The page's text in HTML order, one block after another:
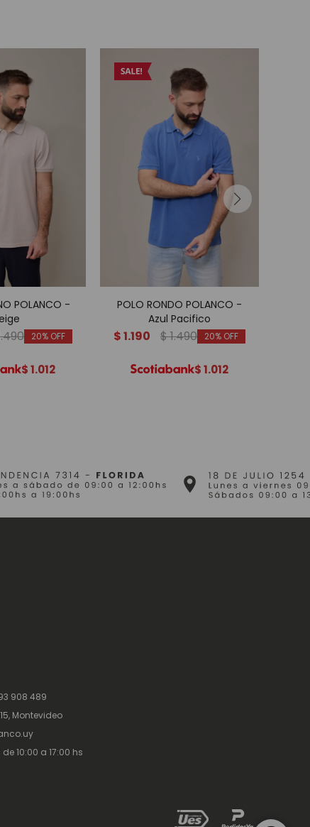
POLANCO -
20
$1.012
POLO RONDO POLANCO -
Azul Pacifico
$1.190 $1.490 20
$1.012
908 489
Montevideo
10:00 a 17:00 hs